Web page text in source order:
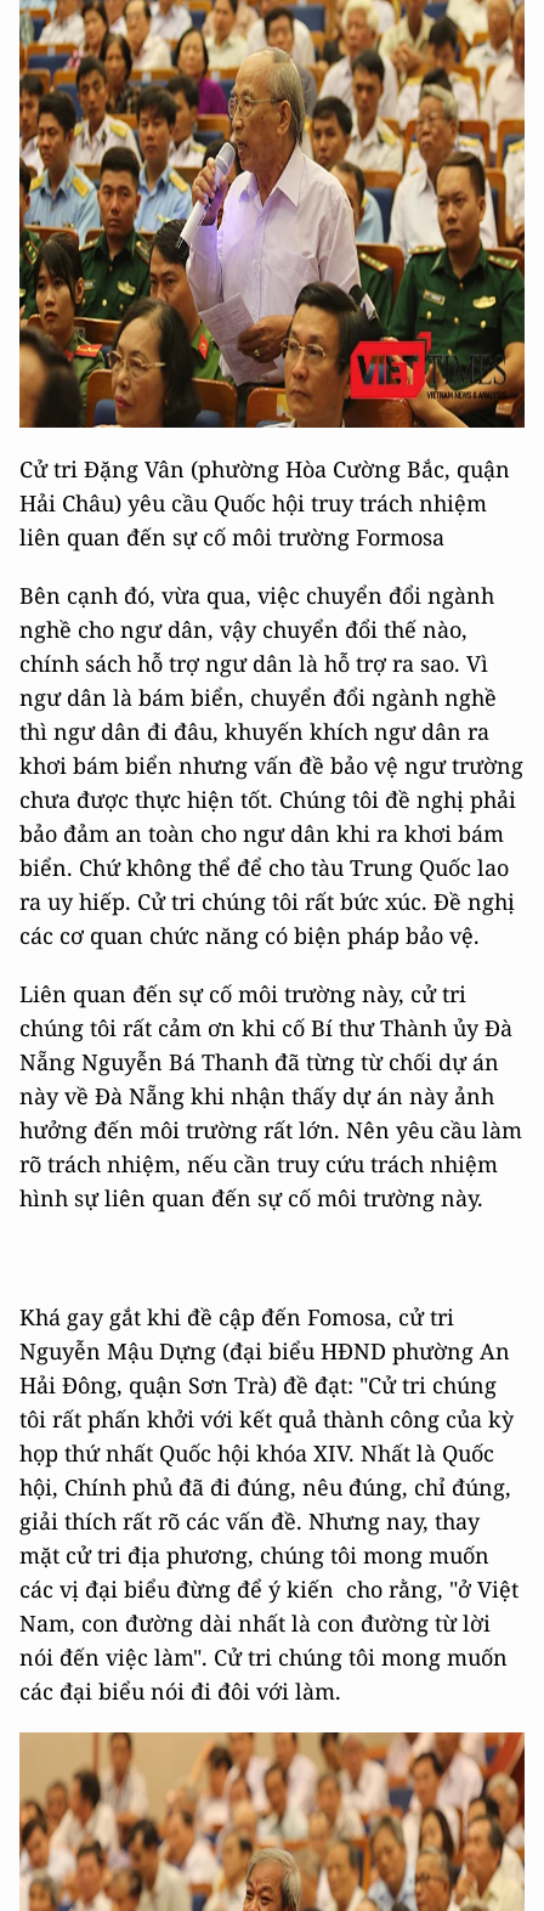
Cử tri Đặng Vân (phường Hòa Cường Bắc, quận
Hải Châu) yêu cầu Quốc hội truy trách nhiệm
liên quan đến sự cố môi trường Formosa
Bên cạnh đó, vừa qua, việc chuyển đổi ngành
nghề cho ngư dân, vậy chuyển đổi thế nào,
chính sách hỗ trợ ngư dân là hỗ trợ ra sao. Vì
ngư dân là bám biển, chuyển đổi ngành nghề
thì ngư dân đi đâu, khuyến khích ngư dân ra
khơi bám biển nhưng vấn đề bảo vệ ngư trường
chưa được thực hiện tốt. Chúng tôi đề nghị phải
bảo đảm an toàn cho ngư dân khi ra khơi bám
biển. Chứ không thể để cho tàu Trung Quốc lao
ra uy hiếp. Cử tri chúng tôi rất bức xúc. Đề nghị
các cơ quan chức năng có biện pháp bảo vệ.
Liên quan đến sự cố môi trường này, cử tri
chúng tôi rất cảm ơn khi cố Bí thư Thành ủy Đà
Nẵng Nguyễn Bá Thanh đã từng từ chối dự án
này về Đà Nẵng khi nhận thấy dự án này ảnh
hưởng đến môi trường rất lớn. Nên yêu cầu làm
rõ trách nhiệm, nếu cần truy cứu trách nhiệm
hình sự liên quan đến sự cố môi trường này.
Khá gay gắt khi đề cập đến Fomosa, cử tri
Nguyễn Mậu Dựng (đại biểu HĐND phường An
Hải Đông, quận Sơn Trà) đề đạt: "Cử tri chúng
tôi rất phấn khởi với kết quả thành công của kỳ
họp thứ nhất Quốc hội khóa XIV. Nhất là Quốc
hội, Chính phủ đã đi đúng, nêu đúng, chỉ đúng,
giải thích rất rõ các vấn đề. Nhưng nay, thay
mặt cử tri địa phương, chúng tôi mong muốn
các vị đại biểu đừng để ý kiến cho rằng, "ở Việt
Nam, con đường dài nhất là con đường từ lời
nói đến việc làm". Cử tri chúng tôi mong muốn
các đại biểu nói đi đôi với làm.